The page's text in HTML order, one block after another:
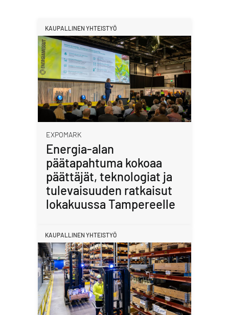
KAUPALLINEN YHTEISTYÖ
EXPOMARK
Energia-alan
päätapahtuma kokoaa
päättäjät, teknologiat ja
tulevaisuuden ratkaisut
lokakuussa Tampereelle
KAUPALLINEN YHTEISTYÖ